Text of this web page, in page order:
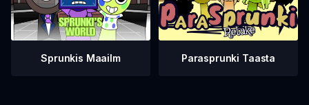
Sprunkis Maailm Parasprunki Taasta